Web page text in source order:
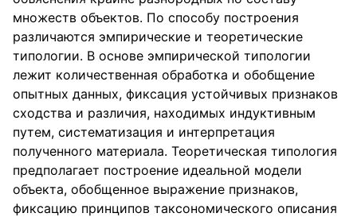
множеств объектов. По способу построения
различаются эмпирические и теоретические
типологии. В основе эмпирической типологии
лежит количественная обработка и обобщение
опытных данных, фиксация устойчивых признаков
сходства и различия, находимых индуктивным
путем, систематизация и интерпретация
полученного материала. Теоретическая типология
предполагает построение идеальной модели
объекта, обобщенное выражение признаков,
фиксацию принципов таксономического описания